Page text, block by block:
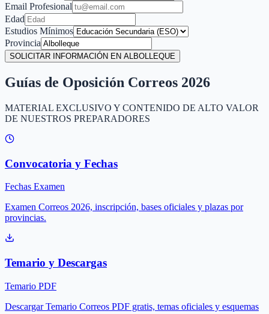
Email Profesional
Edad
Estudios Mínimos
Provincia
SOLICITAR INFORMACIÓN EN ALBOLLEQUE
Guías de Oposición Correos 2026
MATERIAL EXCLUSIVO Y CONTENIDO DE ALTO VALOR
DE NUESTROS PREPARADORES
Convocatoria y Fechas
Fechas Examen
Examen Correos 2026, inscripción, bases oficiales y plazas por
provincias.
Temario y Descargas
Temario PDF
Descargar Temario Correos PDF gratis, temas oficiales y esquemas